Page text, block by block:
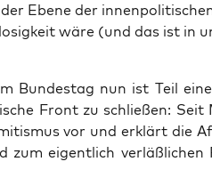
Ebe­ne der
wäre (und das ist in
Bun­des­tag nun ist Teil
Front zu schlie­ßen:
vor und erklärt die
zum eigent­lich